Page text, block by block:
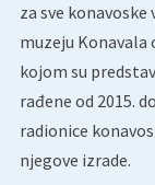
za sve
muzeju Konavala
kojom su
rađene od 2015.
radionice
njegove izrade.